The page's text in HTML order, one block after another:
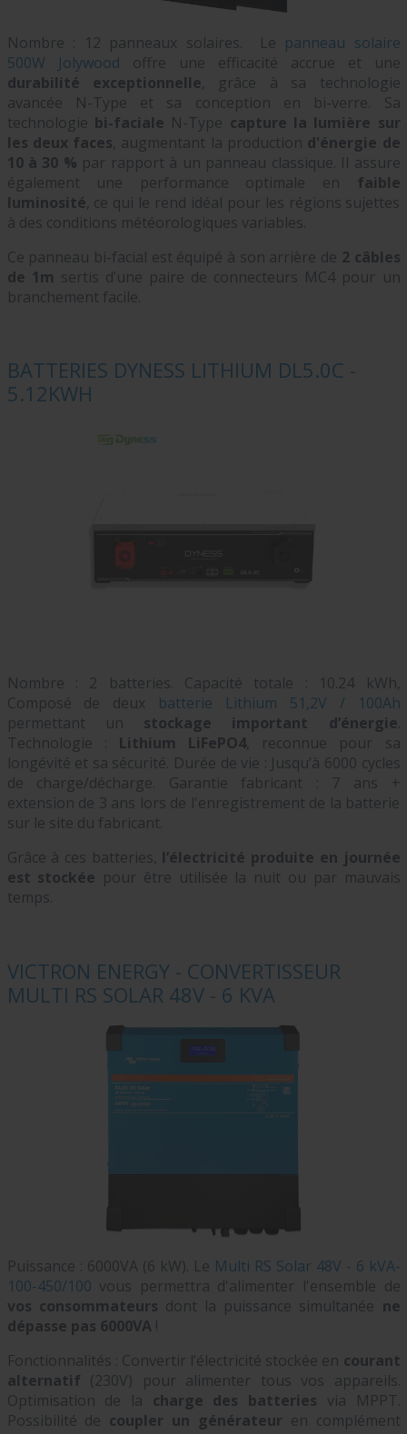
Nombre : 12 panneaux solaires. Le panneau solaire
500W Jolywood offre une efficacité accrue et une
durabilité exceptionnelle , grâce à sa technologie
avancée N-Type et sa conception en bi-verre. Sa
technologie bi-faciale N-Type capture la lumière sur
les deux faces , augmentant la production d'énergie de
10 à 30 % par rapport à un panneau classique. Il assure
également une performance optimale en faible
luminosité , ce qui le rend idéal pour les régions sujettes
à des conditions météorologiques variables.
Ce panneau bi-facial est équipé à son arrière de 2 câbles
de 1m sertis d’une paire de connecteurs MC4 pour un
branchement facile.
BATTERIES DYNESS LITHIUM DL5.0C -
5.12KWH
Nombre : 2 batteries. Capacité totale : 10.24 kWh,
Composé de deux batterie Lithium 51,2V / 100Ah
permettant un stockage important d’énergie.
Technologie : Lithium LiFePO4, reconnue pour sa
longévité et sa sécurité. Durée de vie : Jusqu’à 6000 cycles
de charge/décharge. Garantie fabricant : 7 ans +
extension de 3 ans lors de l'enregistrement de la batterie
sur le site du fabricant.
Grâce à ces batteries, l’électricité produite en journée
est stockée pour être utilisée la nuit ou par mauvais
temps.
VICTRON ENERGY - CONVERTISSEUR
MULTI RS SOLAR 48V - 6 KVA
Puissance : 6000VA (6 kW). Le Multi RS Solar 48V - 6 kVA-
100-450/100 vous permettra d'alimenter l'ensemble de
vos consommateurs dont la puissance simultanée ne
dépasse pas 6000VA !
Fonctionnalités : Convertir l’électricité stockée en courant
alternatif (230V) pour alimenter tous vos appareils.
Optimisation de la charge des batteries via MPPT.
Possibilité de coupler un générateur en complément